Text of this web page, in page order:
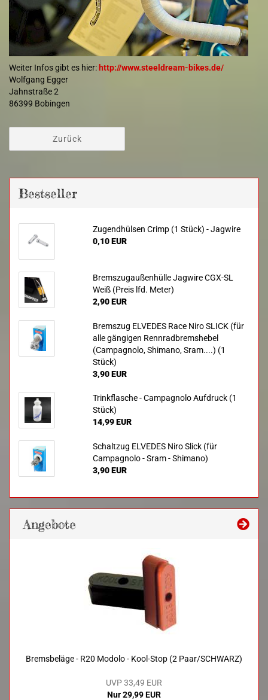
Weiter Infos gibt es hier: http://www.steeldream-bikes.de/
Wolfgang Egger
Jahnstraße 2
86399 Bobingen
Zurück
Bestseller
Zugendhülsen Crimp (1 Stück) - Jagwire
0,10 EUR
Bremszugaußenhülle Jagwire CGX-SL
Weiß (Preis lfd. Meter)
2,90 EUR
Bremszug ELVEDES Race Niro SLICK (für
alle gängigen Rennradbremshebel
(Campagnolo, Shimano, Sram....) (1
Stück)
3,90 EUR
Trinkflasche - Campagnolo Aufdruck (1
Stück)
14,99 EUR
Schaltzug ELVEDES Niro Slick (für
Campagnolo - Sram - Shimano)
3,90 EUR
Angebote
Bremsbeläge - R20 Modolo - Kool-Stop (2 Paar/SCHWARZ)
UVP 33,49 EUR
Nur 29,99 EUR